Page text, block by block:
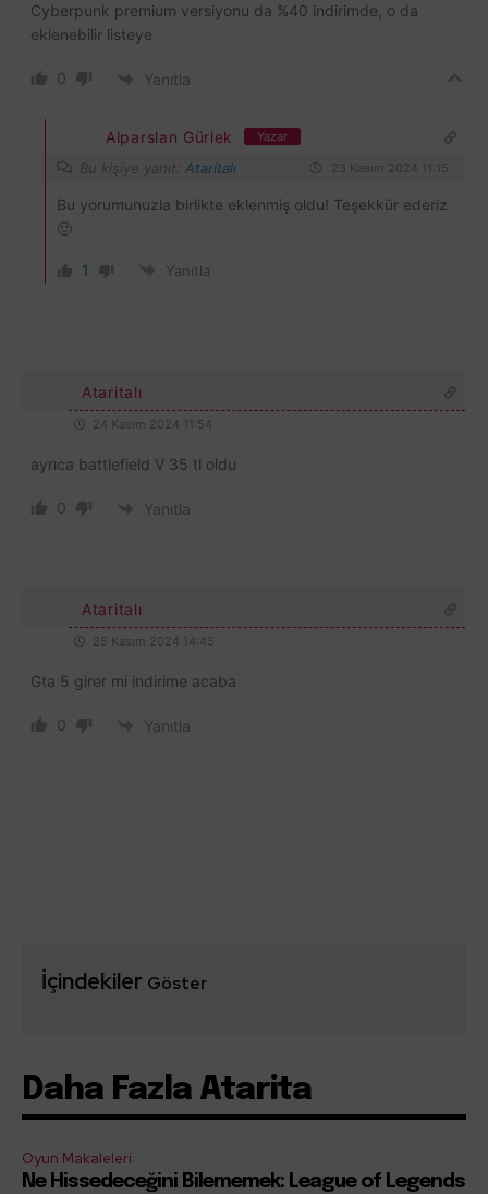
Cyberpunk premium versiyonu da %40 indirimde, o da
eklenebilir listeye
0 Yanıtla
Alparslan Gürlek Yazar
Bu kişiye yanıt: Ataritalı 23 Kasım 2024 11:15
Bu yorumunuzla birlikte eklenmiş oldu! Teşekkür ederiz
🙂
1 Yanıtla
Ataritalı
24 Kasım 2024 11:54
ayrıca battlefield V 35 tl oldu
0 Yanıtla
Ataritalı
25 Kasım 2024 14:45
Gta 5 girer mi indirime acaba
0 Yanıtla
İçindekiler Göster
Daha Fazla Atarita
Oyun Makaleleri
Ne Hissedeceğini Bilememek: League of Legends